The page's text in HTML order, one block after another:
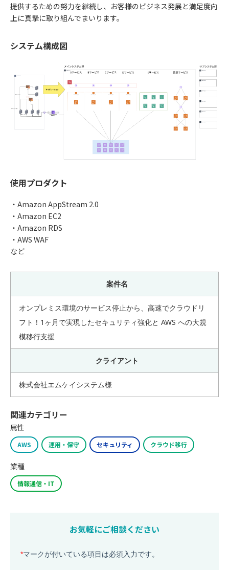
提供するための努力を継続し、お客様のビジネス発展と満足度向
上に真摯に取り組んでまいります。
システム構成図
使用プロダクト
・Amazon AppStream 2.0
・Amazon EC2
・Amazon RDS
・AWS WAF
など
案件名
オンプレミス環境のサービス停止から、高速でクラウドリ
フト！1ヶ月で実現したセキュリティ強化と AWS への大規
模移行支援
クライアント
株式会社エムケイシステム様
関連カテゴリー
属性
AWS 運用・保守 セキュリティ クラウド移行
業種
情報通信・IT
お気軽にご相談ください